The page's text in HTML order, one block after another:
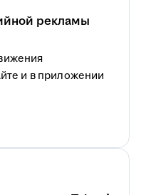
рекламы
и в приложении